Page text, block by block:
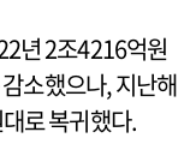
년 2조4216억원
소했으나, 지난해
로 복귀했다.